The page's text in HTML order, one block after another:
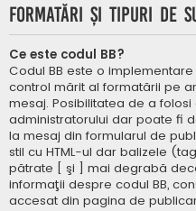
Formatări şi tipuri de
Ce este codul BB?
Codul BB este o
control mărit al formatării pe
mesaj. Posibilitatea de a
administratorului dar poate fi
la mesaj din formularul de
stil cu HTML-ul dar balizele
pătrate [ şi ] mai degrabă
informaţii despre codul BB,
accesat din pagina de